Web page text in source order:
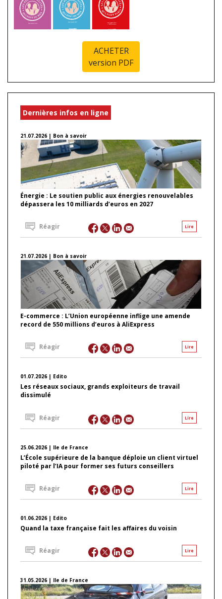
ACHETER
version PDF
Dernières infos en ligne
21.07.2026 | Bon à savoir
Énergie : Le soutien public aux énergies renouvelables
dépassera les 10 milliards d’euros en 2027
Lire
Réagir
21.07.2026 | Bon à savoir
E-commerce : L’Union européenne inflige une amende
record de 550 millions d’euros à AliExpress
Lire
Réagir
01.07.2026 | Edito
Les réseaux sociaux, grands exploiteurs de travail
dissimulé
Lire
Réagir
25.06.2026 | Ile de France
L’École supérieure de la banque déploie un client virtuel
piloté par l’IA pour former ses futurs conseillers
Lire
Réagir
01.06.2026 | Edito
Quand la taxe française fait les affaires du voisin
Lire
Réagir
31.05.2026 | Ile de France